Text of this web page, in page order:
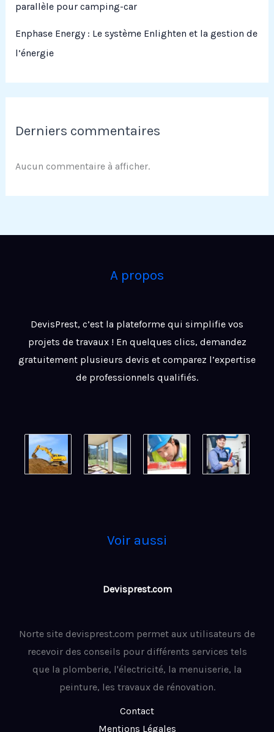
parallèle pour camping-car
Enphase Energy : Le système Enlighten et la gestion de
l’énergie
Derniers commentaires
Aucun commentaire à afficher.
A propos
DevisPrest, c’est la plateforme qui simplifie vos
projets de travaux ! En quelques clics, demandez
gratuitement plusieurs devis et comparez l’expertise
de professionnels qualifiés.
Voir aussi
Devisprest.com
Norte site devisprest.com permet aux utilisateurs de
recevoir des conseils pour différents services tels
que la plomberie, l'électricité, la menuiserie, la
peinture, les travaux de rénovation.
Contact
Mentions Légales